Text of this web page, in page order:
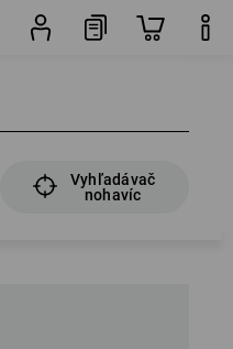
Vyhľadávač
nohavíc